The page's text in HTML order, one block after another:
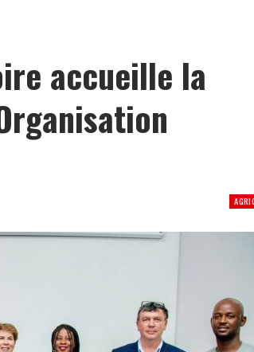
accueille la